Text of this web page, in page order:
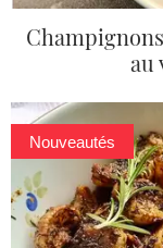
au
Nouveautés